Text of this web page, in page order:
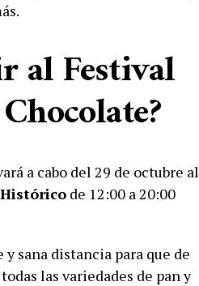
al Festival
a cabo del 29 de octubre al
de 12:00 a 20:00
sana distancia para que de
las variedades de pan y